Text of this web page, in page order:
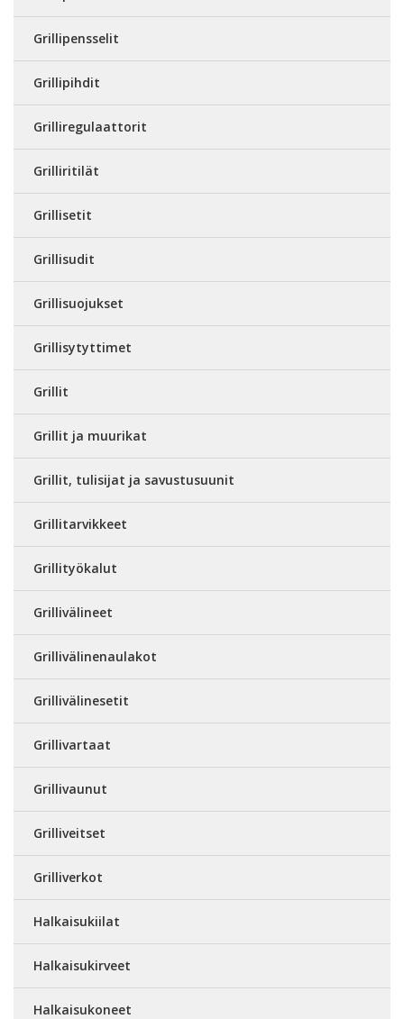
Grillipensselit
Grillipihdit
Grilliregulaattorit
Grilliritilät
Grillisetit
Grillisudit
Grillisuojukset
Grillisytyttimet
Grillit
Grillit ja muurikat
Grillit, tulisijat ja savustusuunit
Grillitarvikkeet
Grillityökalut
Grillivälineet
Grillivälinenaulakot
Grillivälinesetit
Grillivartaat
Grillivaunut
Grilliveitset
Grilliverkot
Halkaisukiilat
Halkaisukirveet
Halkaisukoneet